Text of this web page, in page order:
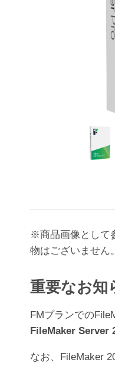
※商品画像として
物はございません。
重要なお知
FMプランでの
FileMaker Server
なお、FileMaker